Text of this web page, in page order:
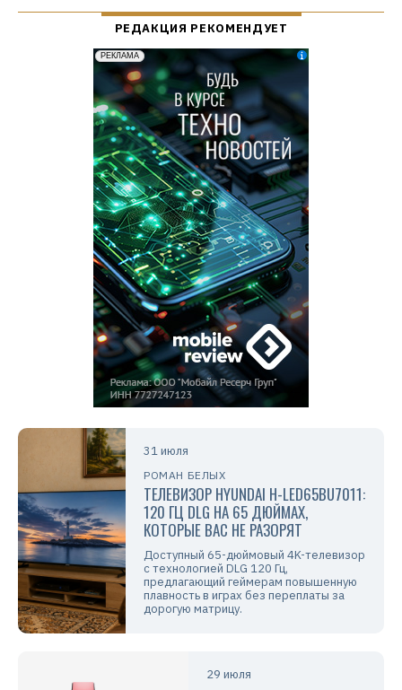
31 июля
РОМАН БЕЛЫХ
ТЕЛЕВИЗОР HYUNDAI H-LED65BU7011:
120 ГЦ DLG НА 65 ДЮЙМАХ,
КОТОРЫЕ ВАС НЕ РАЗОРЯТ
Доступный 65-дюймовый 4K-телевизор
с технологией DLG 120 Гц,
предлагающий геймерам повышенную
плавность в играх без переплаты за
дорогую матрицу.
29 июля